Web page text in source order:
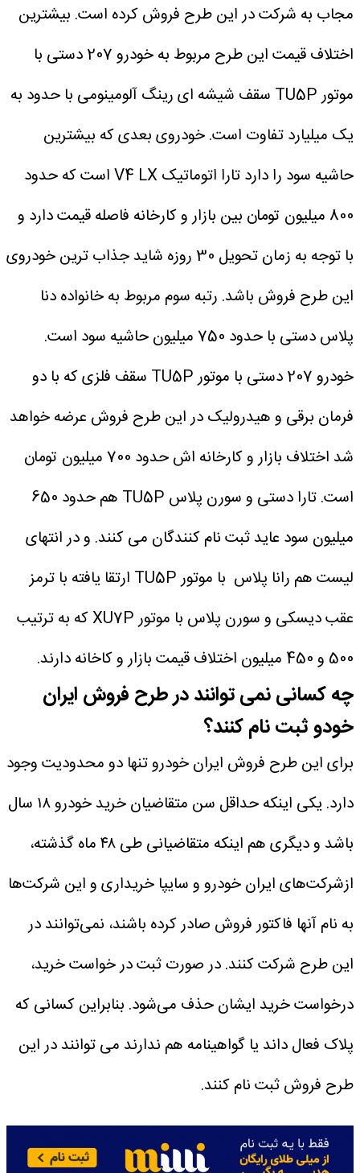
مجاب به شرکت در این طرح فروش کرده است. بیشترین
اختلاف قیمت این طرح مربوط به خودرو 207 دستی با
موتور TU5P سقف شیشه ای رینگ آلومینومی با حدود به
یک میلیارد تفاوت است. خودروی بعدی که بیشترین
حاشیه سود را دارد تارا اتوماتیک V4 LX است که حدود
800 میلیون تومان بین بازار و کارخانه فاصله قیمت دارد و
با توجه به زمان تحویل 30 روزه شاید جذاب ترین خودروی
این طرح فروش باشد. رتبه سوم مربوط به خانواده دنا
پلاس دستی با حدود 750 میلیون حاشیه سود است.
خودرو 207 دستی با موتور TU5P سقف فلزی که با دو
فرمان برقی و هیدرولیک در این طرح فروش عرضه خواهد
شد اختلاف بازار و کارخانه اش حدود 700 میلیون تومان
است.
تارا دستی و سورن پلاس TU5P هم حدود 650
میلیون سود عاید ثبت نام کنندگان می کنند. و در انتهای
لیست هم رانا پلاس با موتور TU5P ارتقا یافته با ترمز
عقب دیسکی و سورن پلاس با موتور XU7P که به ترتیب
500 و 450 میلیون اختلاف قیمت بازار و کاخانه دارند.
چه کسانی نمی توانند در طرح فروش ایران
خودو ثبت نام کنند؟
برای این طرح فروش ایران خودرو تنها دو محدودیت وجود
دارد. یکی اینکه حداقل سن متقاضیان خرید خودرو ۱۸ سال
باشد و دیگری هم اینکه متقاضیانی طی ۴۸ ماه گذشته،
ازشرکت‌های ایران خودرو و سایپا خریداری و این شرکت‌ها
به نام آنها فاکتور فروش صادر کرده باشند، نمی‌توانند در
این طرح شرکت کنند. در صورت ثبت در خواست خرید،
درخواست خرید ایشان حذف می‌شود. بنابراین کسانی که
پلاک فعال داند یا گواهینامه هم ندارند می توانند در این
طرح فروش ثبت نام کنند.